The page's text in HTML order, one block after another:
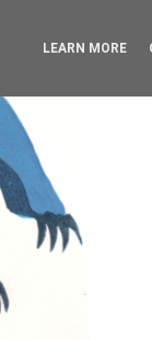
LEARN MORE